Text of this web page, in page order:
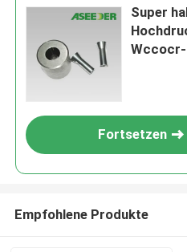
Super
Fortsetzen
Empfohlene Produkte